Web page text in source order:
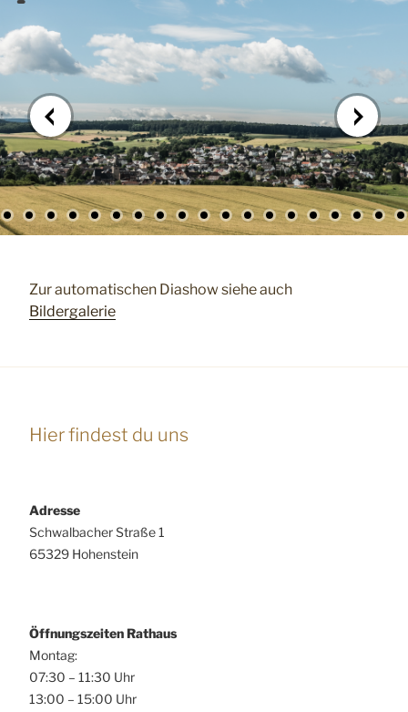
Zur automatischen Diashow siehe auch
Bildergalerie
Hier findest du uns
Adresse
Schwalbacher Straße 1
65329 Hohenstein
Öffnungszeiten Rathaus
Montag:
07:30 – 11:30 Uhr
13:00 – 15:00 Uhr